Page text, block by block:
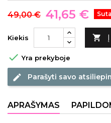
49,00 € 41,65 €
Kiekis 
 Yra prekyboje
edit Parašyti savo
APRAŠYMAS